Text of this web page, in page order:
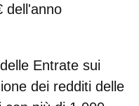
dell'anno
Entrate sui
dei redditi delle